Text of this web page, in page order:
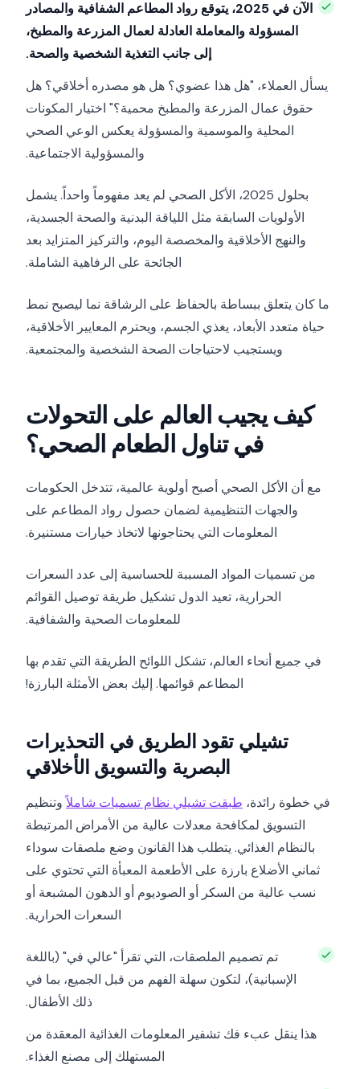
الآن في 2025، يتوقع رواد المطاعم الشفافية والمصادر
المسؤولة والمعاملة العادلة لعمال المزرعة والمطبخ،
إلى جانب التغذية الشخصية والصحة.
يسأل العملاء، "هل هذا عضوي؟ هل هو مصدره أخلاقي؟ هل
حقوق عمال المزرعة والمطبخ محمية؟" اختيار المكونات
المحلية والموسمية والمسؤولة يعكس الوعي الصحي
والمسؤولية الاجتماعية.
بحلول 2025، الأكل الصحي لم يعد مفهوماً واحداً. يشمل
الأولويات السابقة مثل اللياقة البدنية والصحة الجسدية،
والنهج الأخلاقية والمخصصة اليوم، والتركيز المتزايد بعد
الجائحة على الرفاهية الشاملة.
ما كان يتعلق ببساطة بالحفاظ على الرشاقة نما ليصبح نمط
حياة متعدد الأبعاد، يغذي الجسم، ويحترم المعايير الأخلاقية،
ويستجيب لاحتياجات الصحة الشخصية والمجتمعية.
كيف يجيب العالم على التحولات
في تناول الطعام الصحي؟
مع أن الأكل الصحي أصبح أولوية عالمية، تتدخل الحكومات
والجهات التنظيمية لضمان حصول رواد المطاعم على
المعلومات التي يحتاجونها لاتخاذ خيارات مستنيرة.
من تسميات المواد المسببة للحساسية إلى عدد السعرات
الحرارية، تعيد الدول تشكيل طريقة توصيل القوائم
للمعلومات الصحية والشفافية.
في جميع أنحاء العالم، تشكل اللوائح الطريقة التي تقدم بها
المطاعم قوائمها. إليك بعض الأمثلة البارزة!
تشيلي تقود الطريق في التحذيرات
البصرية والتسويق الأخلاقي
في خطوة رائدة، طبقت تشيلي نظام تسميات شاملاًوتنظيم
التسويق لمكافحة معدلات عالية من الأمراض المرتبطة
بالنظام الغذائي. يتطلب هذا القانون وضع ملصقات سوداء
ثماني الأضلاع بارزة على الأطعمة المعبأة التي تحتوي على
نسب عالية من السكر أو الصوديوم أو الدهون المشبعة أو
السعرات الحرارية.
تم تصميم الملصقات، التي تقرأ "عالي في" (باللغة
الإسبانية)، لتكون سهلة الفهم من قبل الجميع، بما في
ذلك الأطفال.
هذا ينقل عبء فك تشفير المعلومات الغذائية المعقدة من
المستهلك إلى مصنع الغذاء.